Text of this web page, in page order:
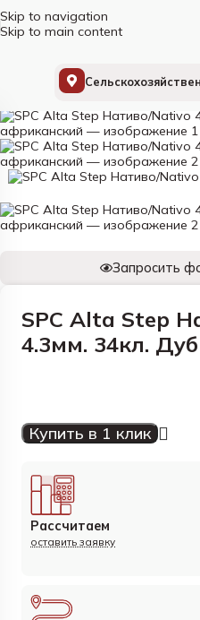
Skip to navigation
Skip to main content
SPC (кварц-винил) Alta
Запросить
SPC Alta Step
4.3мм. 34кл.
Купить в 1 клик
Рассчитаем
оставить заявку